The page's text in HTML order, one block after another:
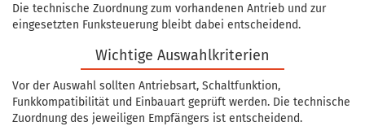
Die technische Zuordnung zum vorhandenen Antrieb und zur
eingesetzten Funksteuerung bleibt dabei entscheidend.
Wichtige Auswahlkriterien
Vor der Auswahl sollten Antriebsart, Schaltfunktion,
Funkkompatibilität und Einbauart geprüft werden. Die technische
Zuordnung des jeweiligen Empfängers ist entscheidend.